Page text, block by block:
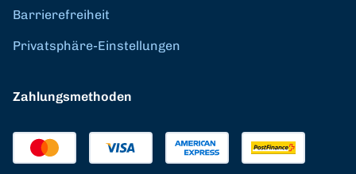
Barrierefreiheit
Privatsphäre-Einstellungen
Zahlungsmethoden